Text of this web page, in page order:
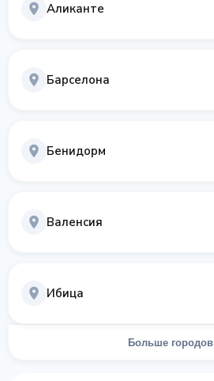
Аликанте
Барселона
Бенидорм
Валенсия
Ибица
Больше городов